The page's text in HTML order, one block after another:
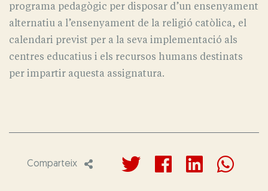
programa pedagògic per disposar d’un ensenyament
alternatiu a l’ensenyament de la religió catòlica, el
calendari previst per a la seva implementació als
centres educatius i els recursos humans destinats
per impartir aquesta assignatura.
Comparteix